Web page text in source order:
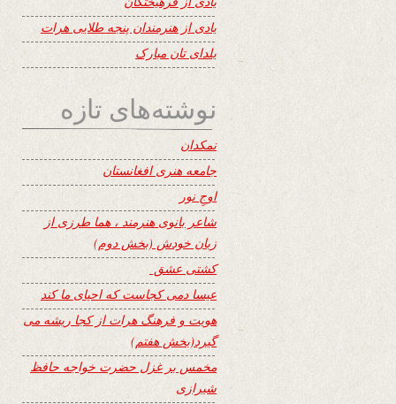
یادی از هنرمندان پنجه طلایی هرات
یلدای تان مبارک
نوشته‌های تازه
نمکدان
جامعه هنری افغانستان
اوجِ نور
شاعر بانوی هنرمند ، هما طرزی از
زبان خودش (بخش دوم)
کشتی عشق
عیسا دمی کجاست که احیای ما کند
هویت و فرهنگ هرات از کجا ریشه می
گیرد(بخش هفتم)
مخمس بر غزل حضرت خواجه حافظ
شیرازی